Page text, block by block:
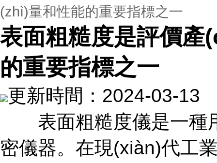
(zhì)量和性能的重要指標之一
表面粗糙度是評價
的重要指標之一
更新時間：2024-03-
表面粗糙度儀是一種
密儀器。在現(xiàn)代工業